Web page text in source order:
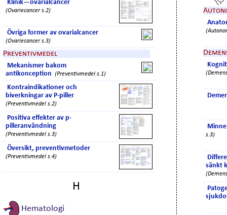
Klinik—ovarialcancer
(Ovariecancer s.2)
Övriga former av ovarialcancer
(Ovariecancer s.3)
Preventivmedel
Mekanismer bakom
antikonception (Preventivmedel s.1)
Kontraindikationer och
biverkningar av P-piller
(Preventivmedel s.2)
Positiva effekter av p-
pilleranvändning
(Preventivmedel s.3)
Översikt, preventivmetoder
(Preventivmedel s.4)
H
Hematologi
s.3)
sänkt